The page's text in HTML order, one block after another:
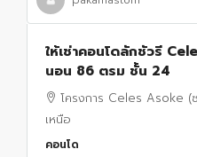
ให้เช่าคอนโดลักชัวรี
นอน 86 ตรม ชั้น 24
โครงการ Celes Asoke (
เหนือ
คอนโด